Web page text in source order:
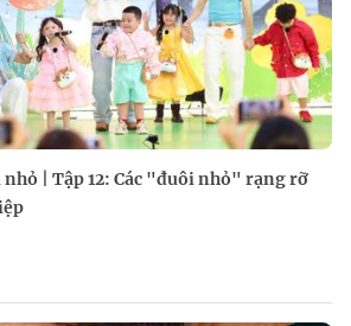
| Tập 12: Các "đuôi nhỏ" rạng rỡ